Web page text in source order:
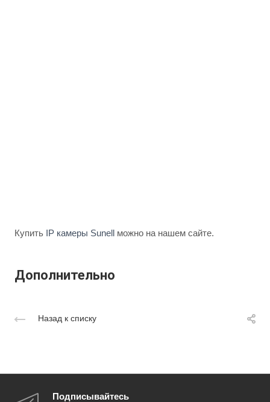
Купить IP камеры Sunell можно на нашем сайте.
Дополнительно
Назад к списку
Подписывайтесь